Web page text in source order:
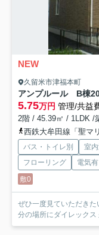
NEW
久留米市津福本町
アンプルール B棟
5.75万円 管理/共益
2階 / 45.39㎡ / 1LDK /
西鉄大牟田線「聖マ
バス・トイレ別 室
フローリング
電気有
敷0
ぜひ一度見ていただき
分の場所にダイレック